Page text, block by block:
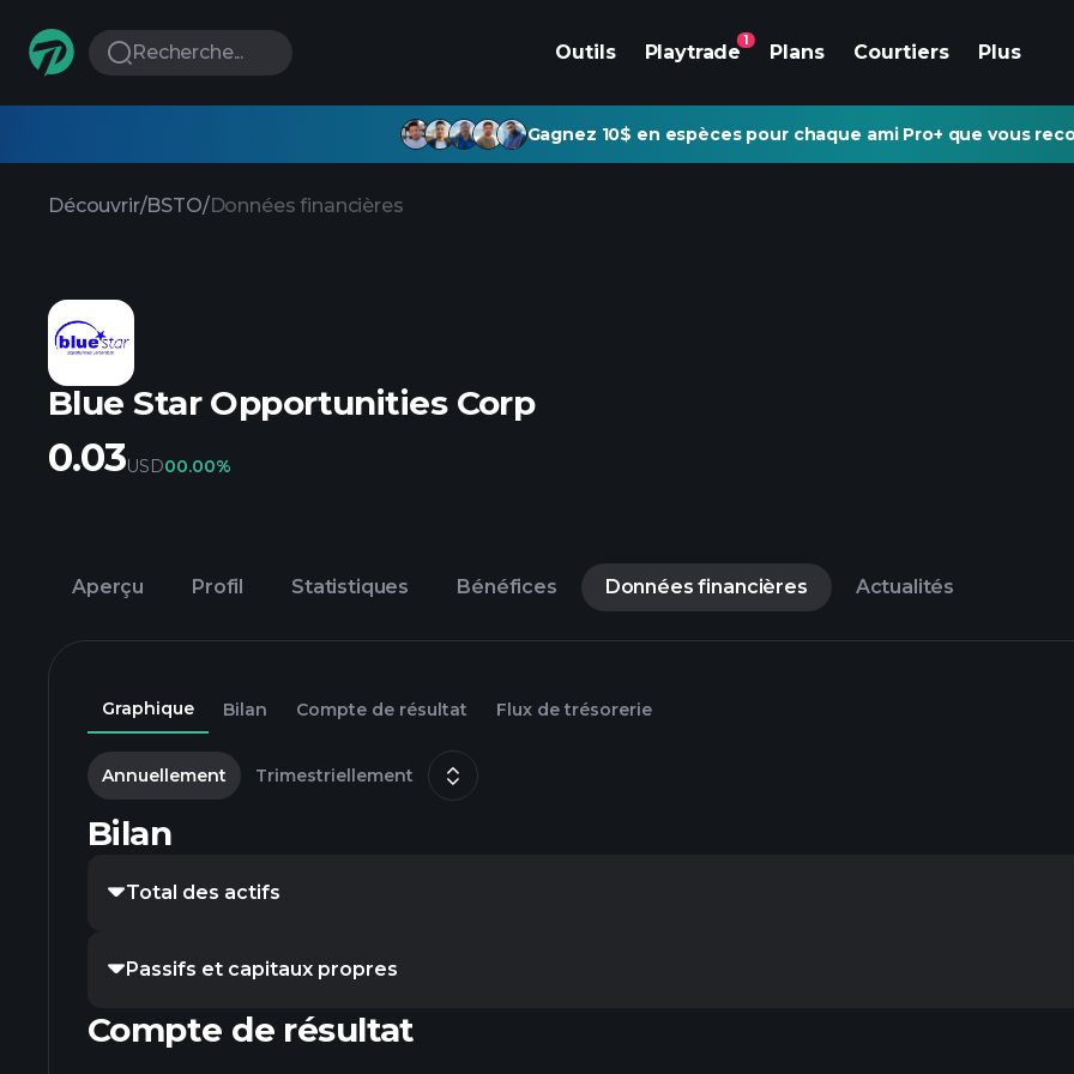
Recherche... Outils Playtrade
1
Plans Courtiers Plus
Gagnez 10$ en espèces pour chaque ami Pro+ que vous
Découvrir/BSTO/Données financières
Blue Star Opportunities Corp
0.03USD00.00%
Aperçu Profil Statistiques Bénéfices Données financières Actualités
Graphique Bilan Compte de résultat Flux de trésorerie
Annuellement Trimestriellement
Bilan
Total des actifs
Passifs et capitaux propres
Compte de résultat